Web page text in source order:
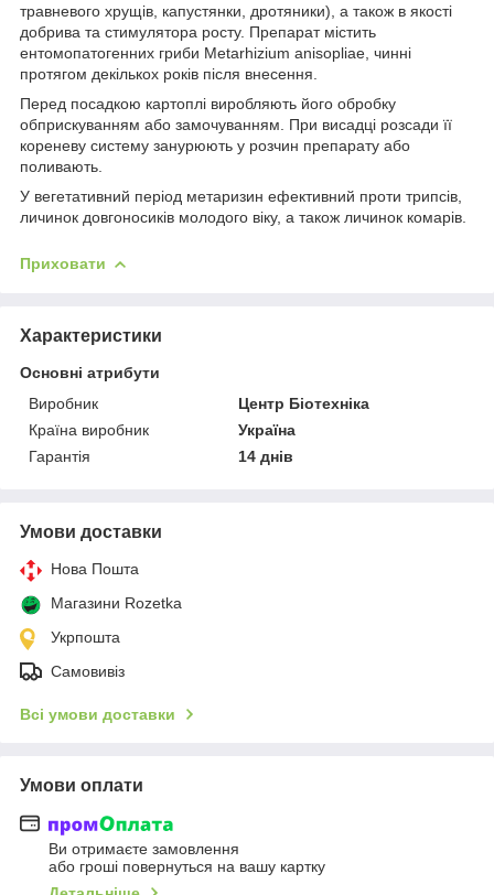
травневого хрущів, капустянки, дротяники), а також в якості
добрива та стимулятора росту. Препарат містить
ентомопатогенних гриби Metarhizium anisopliae, чинні
протягом декількох років після внесення.
Перед посадкою картоплі виробляють його обробку
обприскуванням або замочуванням. При висадці розсади її
кореневу систему занурюють у розчин препарату або
поливають.
У вегетативний період метаризин ефективний проти трипсів,
личинок довгоносиків молодого віку, а також личинок комарів.
Приховати
Характеристики
Основні атрибути
Виробник
Центр Біотехніка
Країна виробник
Україна
Гарантія
14 днів
Умови доставки
Нова Пошта
Магазини Rozetka
Укрпошта
Самовивіз
Всі умови доставки
Умови оплати
Ви отримаєте замовлення
або гроші повернуться на вашу картку